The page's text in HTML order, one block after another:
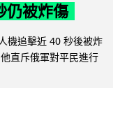
仍被炸傷
機追擊近 40 秒後被炸
直斥俄軍對平民進行